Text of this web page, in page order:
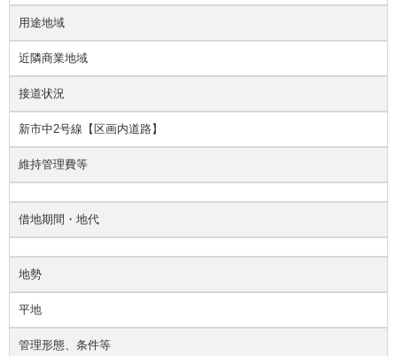
用途地域
近隣商業地域
接道状況
新市中2号線【区画内道路】
維持管理費等
借地期間・地代
地勢
平地
管理形態、条件等